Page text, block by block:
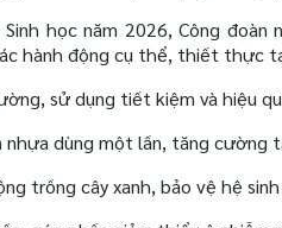
học năm 2026, Công
hành động cụ thể, thiết thực
sử dụng tiết kiệm và hiệu
nhựa dùng một lần, tăng cường
trồng cây xanh, bảo vệ hệ